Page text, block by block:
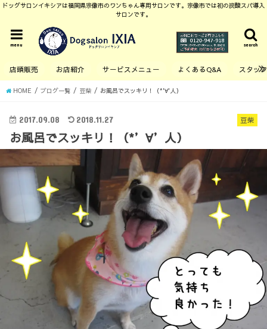
ドッグサロンイキシアは福岡県宗像市のワンちゃん専用サロンです。宗像市では初の炭酸スパ導入
サロンです。
search
menu
店頭販売 お店紹介 サービスメニュー よくあるQ&A スタッ
HOME ブログ一覧 豆柴 お風呂でスッキリ！（*'∀'人）
豆柴
2017.09.08 2018.11.27
お風呂でスッキリ！（*’∀’人）